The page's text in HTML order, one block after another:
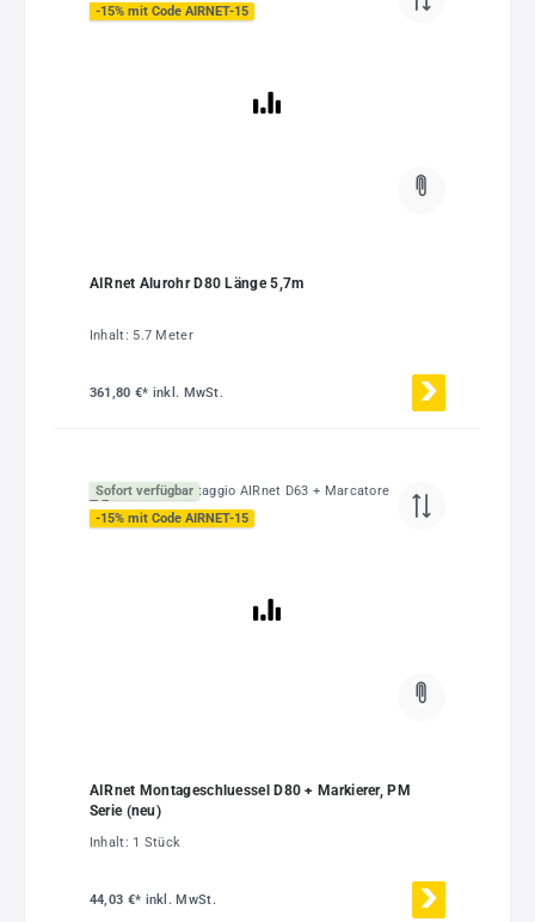
-15% mit Code AIRNET-15
AIRnet Alurohr D80 Länge 5,7m
Inhalt: 5.7 Meter
361,80 €* inkl. MwSt.
Sofort verfügbar
-15% mit Code AIRNET-15
AIRnet Montageschluessel D80 + Markierer, PM
Serie (neu)
Inhalt: 1 Stück
44,03 €* inkl. MwSt.